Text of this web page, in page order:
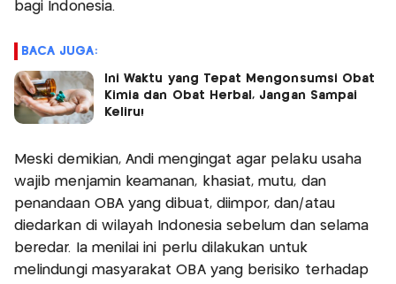
bagi Indonesia.
BACA JUGA:
Ini Waktu yang Tepat Mengonsumsi Obat
Kimia dan Obat Herbal, Jangan Sampai
Keliru!
Meski demikian, Andi mengingat agar pelaku usaha
wajib menjamin keamanan, khasiat, mutu, dan
penandaan OBA yang dibuat, diimpor, dan/atau
diedarkan di wilayah Indonesia sebelum dan selama
beredar. Ia menilai ini perlu dilakukan untuk
melindungi masyarakat OBA yang berisiko terhadap